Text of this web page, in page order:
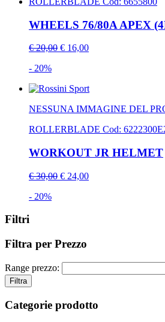
WHEELS 76/80A APEX
€ 20,00 € 16,00
- 20%
NESSUNA IMMAGINE DEL
ROLLERBLADE Cod:
WORKOUT JR HELMET
€ 30,00 € 24,00
- 20%
Filtri
Filtra per Prezzo
Range prezzo:
Filtra
Categorie prodotto